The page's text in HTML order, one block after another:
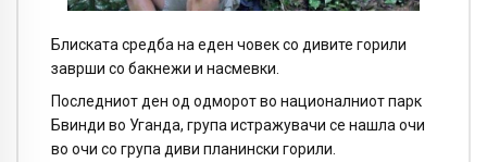
Блиската средба на еден човек со дивите горили
заврши со бакнежи и насмевки.
Последниот ден од одморот во националниот парк
Бвинди во Уганда, група истражувачи се нашла очи
во очи со група диви планински горили.